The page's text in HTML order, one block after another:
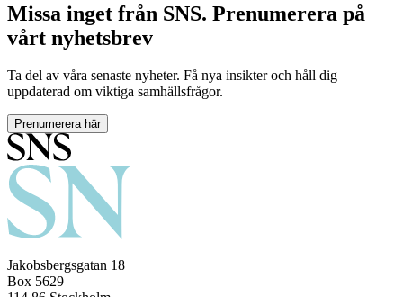
Missa inget från SNS. Prenumerera på
vårt nyhetsbrev
Ta del av våra senaste nyheter. Få nya insikter och håll dig
uppdaterad om viktiga samhällsfrågor.
Prenumerera här
Jakobsbergsgatan 18
Box 5629